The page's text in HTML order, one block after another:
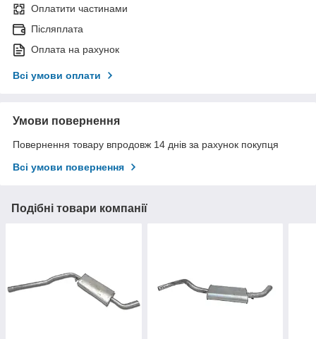
Оплатити частинами
Післяплата
Оплата на рахунок
Всі умови оплати
Умови повернення
Повернення товару впродовж 14 днів за рахунок покупця
Всі умови повернення
Подібні товари компанії